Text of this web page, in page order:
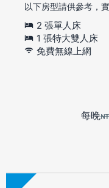
以下房型請供參考，
2 張單人床
1 張特大雙人床
免費無線上網
每晚